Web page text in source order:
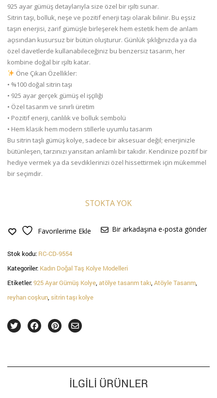
925 ayar gümüş detaylarıyla size özel bir ışıltı sunar.
Sitrin taşı, bolluk, neşe ve pozitif enerji taşı olarak bilinir. Bu eşsiz
taşın enerjisi, zarif gümüşle birleşerek hem estetik hem de anlam
açısından kusursuz bir bütün oluşturur. Günlük şıklığınızda ya da
özel davetlerde kullanabileceğiniz bu benzersiz tasarım, her
kombine doğal bir ışıltı katar.
Öne Çıkan Özellikler:
• %100 doğal sitrin taşı
• 925 ayar gerçek gümüş el işçiliği
• Özel tasarım ve sınırlı üretim
• Pozitif enerji, canlılık ve bolluk sembolü
• Hem klasik hem modern stillerle uyumlu tasarım
Bu sitrin taşlı gümüş kolye, sadece bir aksesuar değil; enerjinizle
bütünleşen, tarzınızı yansıtan anlamlı bir takıdır. Kendinize pozitif bir
hediye vermek ya da sevdiklerinizi özel hissettirmek için mükemmel
bir seçimdir.
STOKTA YOK
Favorilerime Ekle Bir arkadaşına e-posta gönder
Stok kodu: RC-CD-9554
Kategoriler: Kadın Doğal Taş Kolye Modelleri
Etiketler:925 Ayar Gümüş Kolye, atölye tasarım takı, Atöyle Tasarım,
reyhan coşkun, sitrin taşı kolye
İLGILI ÜRÜNLER